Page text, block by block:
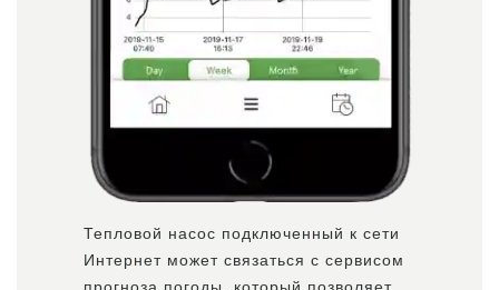
Тепловой насос подключенный к сети
Интернет может связаться с сервисом